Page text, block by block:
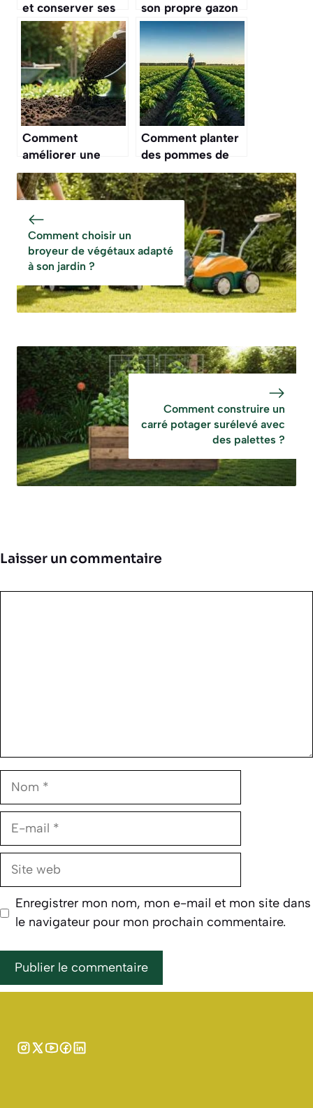
et conserver ses
graines de fleurs
pour l’année
suivante ?
son propre gazon
et avoir un
résultat parfait ?
Comment
améliorer une
terre lourde et
argileuse avant de
Comment planter
des pommes de
terre pour un
rendement
maximum ?
Comment choisir un
broyeur de végétaux adapté
à son jardin ?
Comment construire un
carré potager surélevé avec
des palettes ?
Laisser un commentaire
Nom
E-
Site
Enregistrer mon nom, mon e-mail et mon site dans
le navigateur pour mon prochain commentaire.